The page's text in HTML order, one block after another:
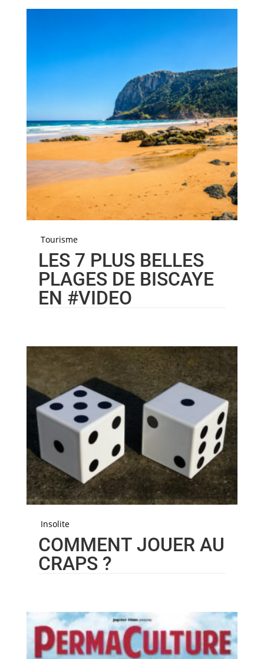
Tourisme
LES 7 PLUS BELLES
PLAGES DE BISCAYE
EN #VIDEO
Insolite
COMMENT JOUER AU
CRAPS ?